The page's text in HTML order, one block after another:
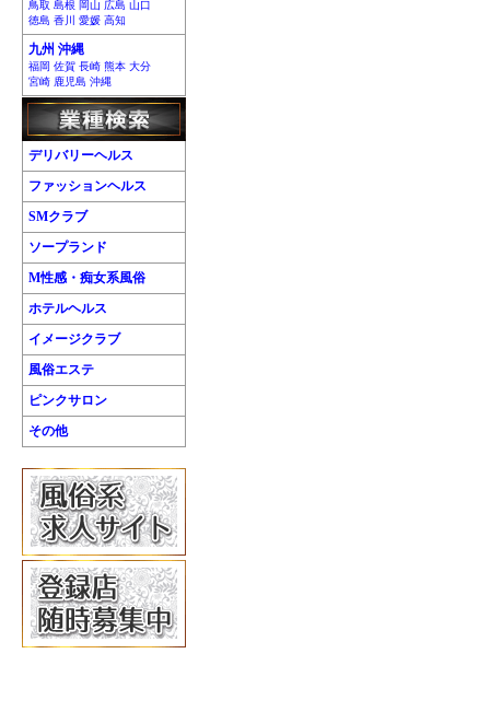
鳥取 島根 岡山 広島 山口
徳島 香川 愛媛 高知
九州 沖縄
福岡 佐賀 長崎 熊本 大分
宮崎 鹿児島 沖縄
デリバリーヘルス
ファッションヘルス
SMクラブ
ソープランド
M性感・痴女系風俗
ホテルヘルス
イメージクラブ
風俗エステ
ピンクサロン
その他